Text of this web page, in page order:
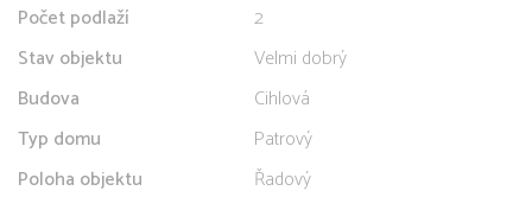
Počet podlaží
2
Stav objektu
Velmi dobrý
Budova
Cihlová
Typ domu
Patrový
Poloha objektu
Řadový